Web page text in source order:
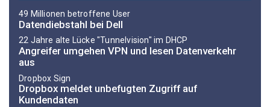
49 Millionen betroffene User
Datendiebstahl bei Dell
22 Jahre alte Lücke "Tunnelvision" im DHCP
Angreifer umgehen VPN und lesen Datenverkehr
aus
Dropbox Sign
Dropbox meldet unbefugten Zugriff auf
Kundendaten